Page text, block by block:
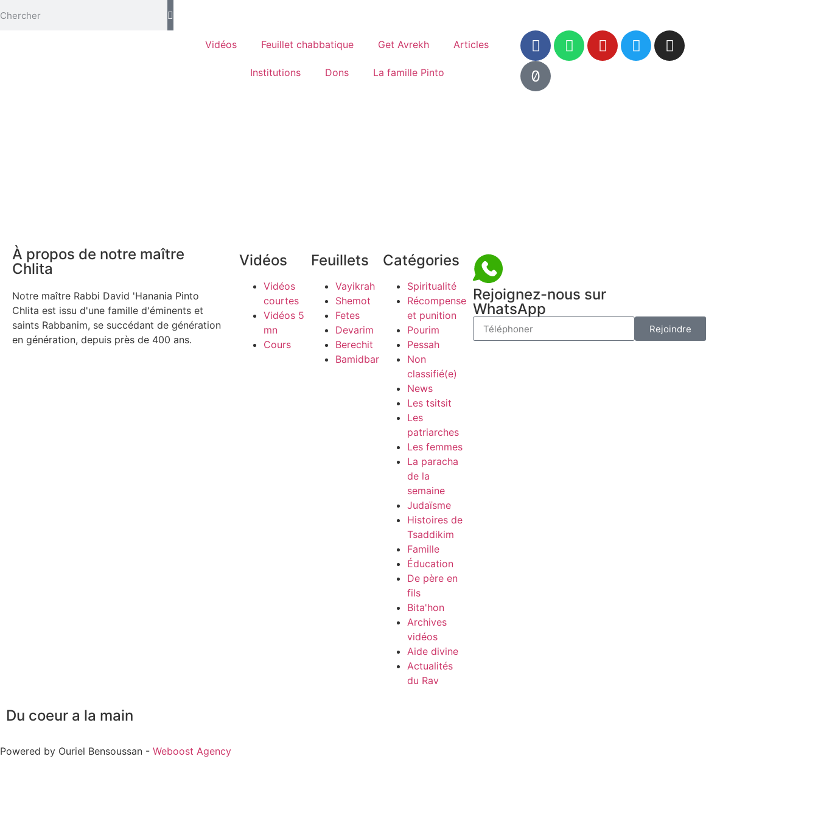
Vidéos Feuillet chabbatique Get Avrekh Articles
Institutions Dons La famille Pinto
À propos de notre maître
Chlita
Notre maître Rabbi David 'Hanania Pinto
Chlita est issu d'une famille d'éminents et
saints Rabbanim, se succédant de génération
en génération, depuis près de 400 ans.
Vidéos
Vidéos
courtes
Vidéos 5
mn
Cours
Feuillets
Vayikrah
Shemot
Fetes
Devarim
Berechit
Bamidbar
Catégories
Spiritualité
Récompense
et punition
Pourim
Pessah
Non
classifié(e)
News
Les tsitsit
Les
patriarches
Les femmes
La paracha
de la
semaine
Judaïsme
Histoires de
Tsaddikim
Famille
Éducation
De père en
fils
Bita'hon
Archives
vidéos
Aide divine
Actualités
du Rav
Rejoignez-nous sur
WhatsApp
Rejoindre
Du coeur a la main
Powered by Ouriel Bensoussan - Weboost Agency